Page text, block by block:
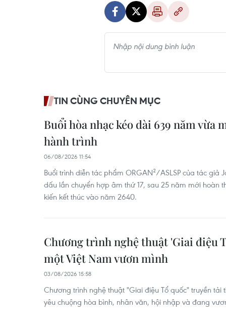
TIN CÙNG CHUYÊN MỤC
Buổi hòa nhạc kéo dài 639 năm vừa
hành trình
06/08/2026 11:54
Buổi trình diễn tác phẩm ORGAN²/ASLSP của tác giả
dấu lần chuyển hợp âm thứ 17, sau 25 năm mới hoàn
kiến kết thúc vào năm 2640.
Chương trình nghệ thuật 'Giai điệu
một Việt Nam vươn mình
03/08/2026 15:58
Chương trình nghệ thuật "Giai điệu Tổ quốc" truyền tải
yêu chuộng hòa bình, nhân văn, hội nhập và đang